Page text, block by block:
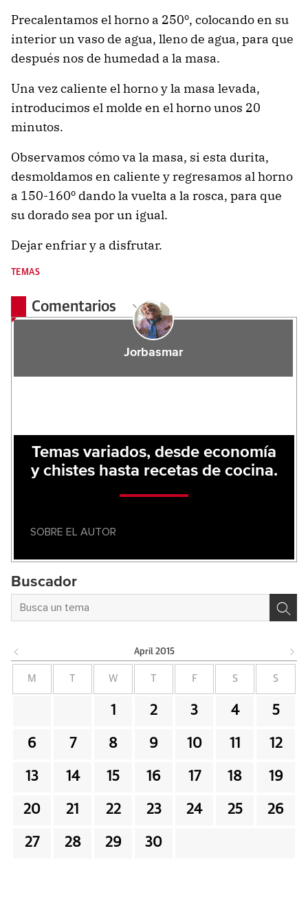
Precalentamos el horno a 250º, colocando en su
interior un vaso de agua, lleno de agua, para que
después nos de humedad a la masa.
Una vez caliente el horno y la masa levada,
introducimos el molde en el horno unos 20
minutos.
Observamos cómo va la masa, si esta durita,
desmoldamos en caliente y regresamos al horno
a 150-160º dando la vuelta a la rosca, para que
su dorado sea por un igual.
Dejar enfriar y a disfrutar.
TEMAS
Comentarios
Jorbasmar
Temas variados, desde economía
y chistes hasta recetas de cocina.
SOBRE EL AUTOR
Buscador
April 2015
M W F S S
1 2 3 4 5
6 7 8 9 10 11 12
13 14 15 16 17 18 19
20 21 22 23 24 25 26
27 28 29 30